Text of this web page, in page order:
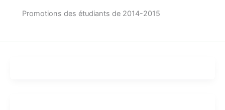
Promotions des étudiants de 2014-2015